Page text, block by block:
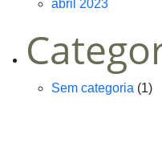
abril 2023
Sem categoria (1)